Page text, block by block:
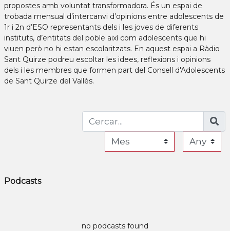
propostes amb voluntat transformadora. És un espai de
trobada mensual d’intercanvi d’opinions entre adolescents de
1r i 2n d’ESO representants dels i les joves de diferents
instituts, d’entitats del poble així com adolescents que hi
viuen però no hi estan escolaritzats. En aquest espai a Ràdio
Sant Quirze podreu escoltar les idees, reflexions i opinions
dels i les membres que formen part del Consell d'Adolescents
de Sant Quirze del Vallès.
Podcasts
no podcasts found